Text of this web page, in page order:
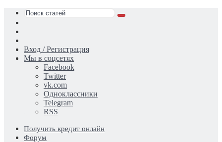
Поиск
статья
Вход / Регистрация
Мы в соцсетях
Facebook
Twitter
vk.com
Одноклассники
Telegram
RSS
Получить кредит онлайн
Форум